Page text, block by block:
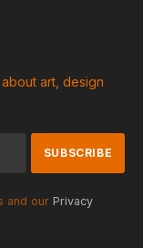
art, design
and our Privacy